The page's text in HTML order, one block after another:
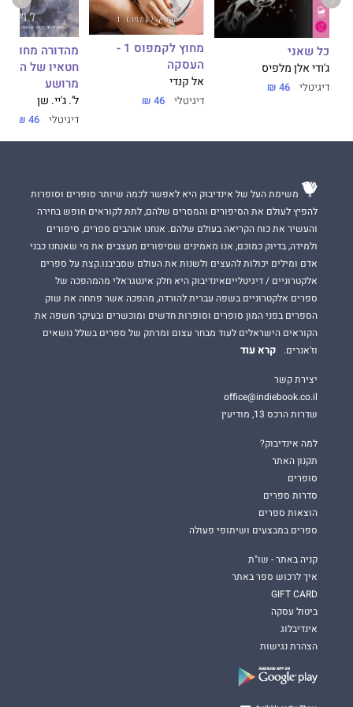
כל שאני
ג'ודי אלן מלפיס
דיגיטלי 46 ₪
מחוץ לקמפוס 1 -
העסקה
אל קנדי
דיגיטלי 46 ₪
מהדורה
מרושע
ל'. ג'יי. שן
דיגיטלי 46 ₪
משימת העל של אינדיבוק היא לאפשר לכמה שיותר סופרים וסופרות
להפיץ לעולם את הסיפורים והמסרים שלהם, לתת לקוראים חופש בחירה
והעשיר את כוח הקריאה בעולם שלהם. אנחנו אוהבים ספרים, סיפורים
ולמידה, בדיוק כמוכם, אנו מאמינים שסיפורים מעצבים את מי שאנחנו כבני
אדם ומילים יכולות להעצים ולשנות את העולם שסביבנו.קצת על ספרים
אלקטרוניים / דיגיטלייםאינדיבוק היא חלק אינטגראלי מהמהפכה של
ספרים אלקטרוניים בשפה עברית להורדה, מהפכה אשר פתחה את שוק
הספרים בפני המון סופרים וסופרות חדשים ומוכשרים ובעיקר חשפה את
הקוראים הישראלים לעוד מבחר עצום ומרתק של ספרים בשלל נושאים
וז'אנרים.
קרא עוד
יצירת קשר
office@indiebook.co.il
שדרות הרכס 13, מודיעין
למה אינדיבוק?
תקנון האתר
סופרים
סדרות ספרים
הוצאות ספרים
ספרים במבצעים ושיתופי פעולה
קניה באתר - שו"ת
איך לרכוש ספר באתר
GIFT CARD
ביטול עסקה
אינדיבלוג
הצהרת נגישות